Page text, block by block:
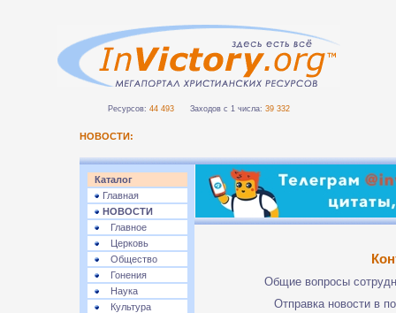
Ресурсов: 44 493 Заходов с 1 числа: 39 332
НОВОСТИ:
Каталог
Главная
НОВОСТИ
Главное
Церковь
Общество
Гонения
Наука
Культура
Общие вопросы
Отправка новости в